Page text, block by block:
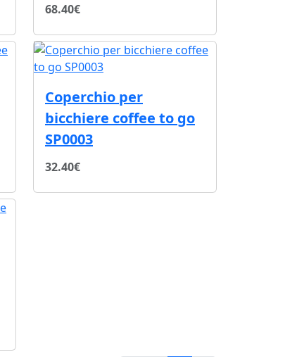
68.40€
Coperchio per
bicchiere coffee to go
SP0003
32.40€